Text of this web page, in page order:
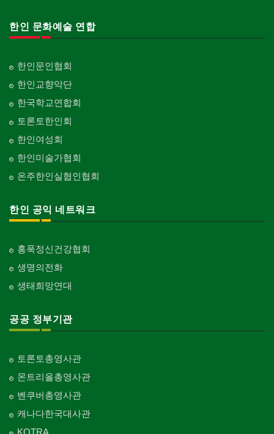
한인 문화예술 연합
한인문인협회
한인교향악단
한국학교연합회
토론토한인회
한인여성회
한인미술가협회
온주한인실협인협회
한인 공익 네트워크
홍푹정신건강협회
생명의전화
생태희망연대
공공 정부기관
토론토총영사관
몬트리올총영사관
벤쿠버총영사관
캐나다한국대사관